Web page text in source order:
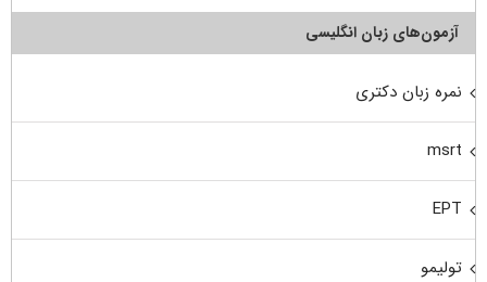
آزمون‌های زبان انگلیسی
نمره زبان دکتری
msrt
EPT
تولیمو